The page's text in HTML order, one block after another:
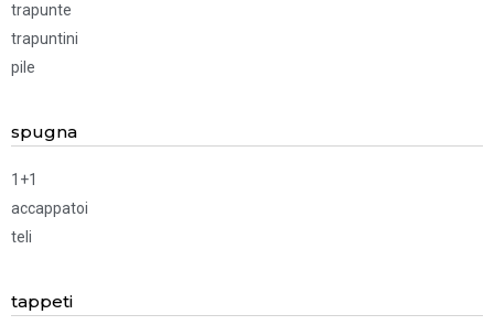
trapunte
trapuntini
pile
spugna
1+1
accappatoi
teli
tappeti